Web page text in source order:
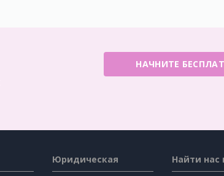
НАЧНИТЕ
Юридическая Найти нас